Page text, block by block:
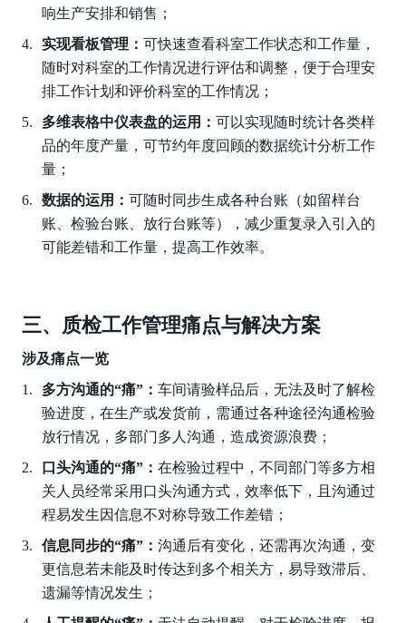
响生产安排和销售；
实现看板管理： 可快速查看科室工作状态和工作量，
随时对科室的工作情况进行评估和调整，便于合理安
排工作计划和评价科室的工作情况；
多维表格中仪表盘的运用： 可以实现随时统计各类样
品的年度产量，可节约年度回顾的数据统计分析工作
量；
数据的运用： 可随时同步生成各种台账（如留样台
账、检验台账、放行台账等），减少重复录入引入的
可能差错和工作量，提高工作效率。
三、质检工作管理痛点与解决方案
涉及痛点一览
多方沟通的“痛”： 车间请验样品后，无法及时了解检
验进度，在生产或发货前，需通过各种途径沟通检验
放行情况，多部门多人沟通，造成资源浪费；
口头沟通的“痛”： 在检验过程中，不同部门等多方相
关人员经常采用口头沟通方式，效率低下，且沟通过
程易发生因信息不对称导致工作差错；
信息同步的“痛”： 沟通后有变化，还需再次沟通，变
更信息若未能及时传达到多个相关方，易导致滞后、
遗漏等情况发生；